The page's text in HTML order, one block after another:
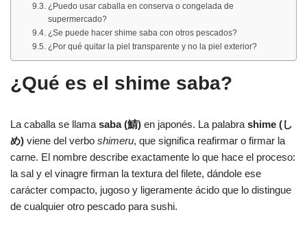
¿Puedo usar caballa en conserva o congelada de
supermercado?
¿Se puede hacer shime saba con otros pescados?
¿Por qué quitar la piel transparente y no la piel exterior?
¿Qué es el shime saba?
La caballa se llama saba (鯖) en japonés. La palabra shime (し
め) viene del verbo shimeru, que significa reafirmar o firmar la
carne. El nombre describe exactamente lo que hace el proceso:
la sal y el vinagre firman la textura del filete, dándole ese
carácter compacto, jugoso y ligeramente ácido que lo distingue
de cualquier otro pescado para sushi.